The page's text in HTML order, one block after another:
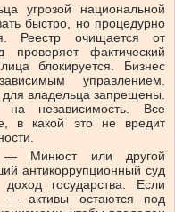
угрозой национальной
быстро, но процедурно
Реестр очищается от
фактический
блокируется. Бизнес
управлением.
владельца запрещены.
на независимость. Все
в какой это не вредит
— Минюст или другой
антикоррупционный суд
государства. Если
— активы остаются под